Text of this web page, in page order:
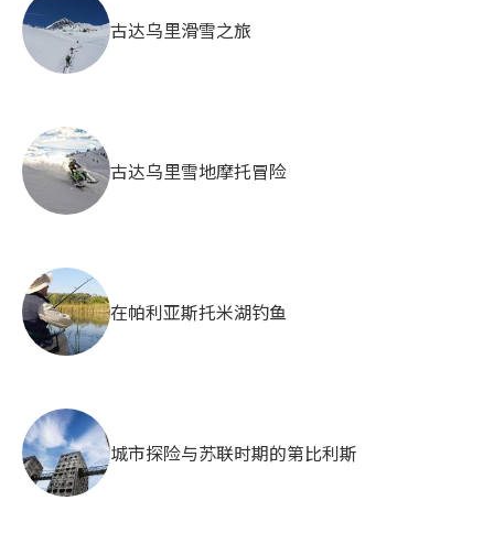
古达乌里滑雪之旅
古达乌里雪地摩托冒险
在帕利亚斯托米湖钓鱼
城市探险与苏联时期的第比利斯